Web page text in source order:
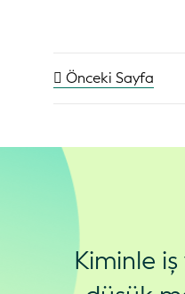
Önceki Sayfa
Kiminle